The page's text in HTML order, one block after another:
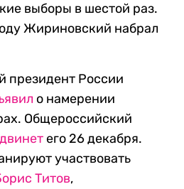
выборы в шестой раз.
Жириновский набрал
президент России
о намерении
Общероссийский
его 26 декабря.
участвовать
Титов,